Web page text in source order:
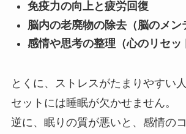
免疫力の向上と疲労回復
脳内の老廃物の除去（脳のメン
感情や思考の整理（心のリセッ
とくに、ストレスがたまりやすい
セットには睡眠が欠かせません。
逆に、眠りの質が悪いと、感情の